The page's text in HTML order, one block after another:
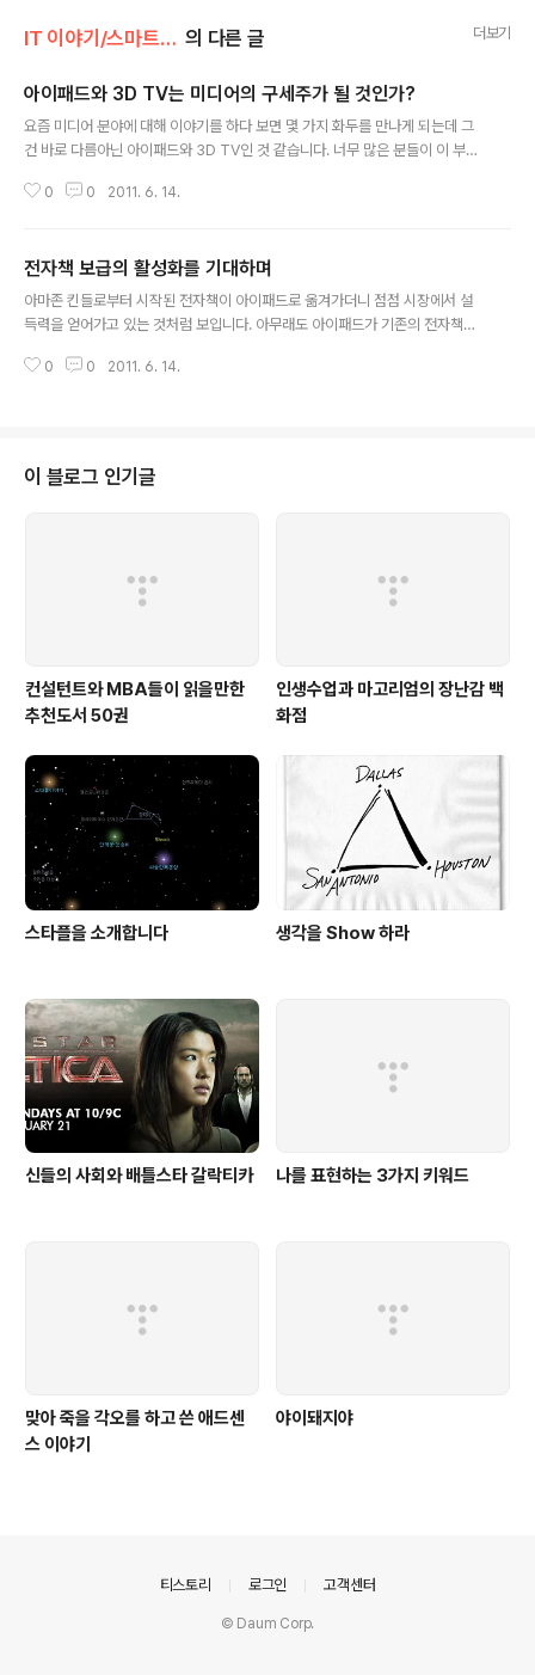
IT 이야기/스마트 플레이스 의 다른 글 더보기
아이패드와 3D TV는 미디어의 구세주가 될 것인가?
요즘 미디어 분야에 대해 이야기를 하다 보면 몇 가지 화두를 만나게 되는데 그
건 바로 다름아닌 아이패드와 3D TV인 것 같습니다. 너무 많은 분들이 이 부분
습니다만, 그래도 이 분야가 워낙 미디어들의 주목을 받는 분야여서 과연 한국
습니다. 아이패드는 신문과 잡지의 새로운 미디어 전달자로서, 3D TV는 소비
자의 눈을 만족시킬만한 영상 분야의 새로운 기술로서 말입니다. 하지만, 아직
은 2가지 모두 한국에서 성공하기 어렵다는 것이 저의 생각입니다. 먼저 아이패
0 0 2011. 6. 14.
전자책 보급의 활성화를 기대하며
아마존 킨들로부터 시작된 전자책이 아이패드로 옮겨가더니 점점 시장에서 설
득력을 얻어가고 있는 것처럼 보입니다. 아무래도 아이패드가 기존의 전자책이
한 부분도 있고, 미디어 특히 신문사나 잡지사들이 아이패드를 구독자 플랫폼으
가장 치명적인 부분이라고 보여지는데 전자책으로 사용자에게 다가가기 위해서
는 좀 더 가벼운 무게로 만들어야 하는 이슈가 있을 것 같습니다. 반대로 칼러를
0 0 2011. 6. 14.
이 블로그 인기글
컨설턴트와 MBA들이 읽을만한
추천도서 50권
인생수업과 마고리엄의 장난감 백
화점
스타플을 소개합니다 생각을 Show 하라
신들의 사회와 배틀스타 갈락티카 나를 표현하는 3가지 키워드
맞아 죽을 각오를 하고 쓴 애드센
스 이야기
야이돼지야
티스토리 로그인 고객센터
© Daum Corp.